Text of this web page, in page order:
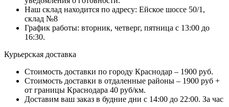
Наш склад находится по адресу: Ейское шоссе 50/1,
склад №8
График работы: вторник, четверг, пятница с 13:00 до
16:30.
Курьерская доставка
Стоимость доставки по городу Краснодар – 1900 руб.
Стоимость доставки в отдаленные районы – 1900 руб +
от границы Краснодара 40 руб/км.
Доставим ваш заказ в будние дни с 14:00 до 22:00. За час